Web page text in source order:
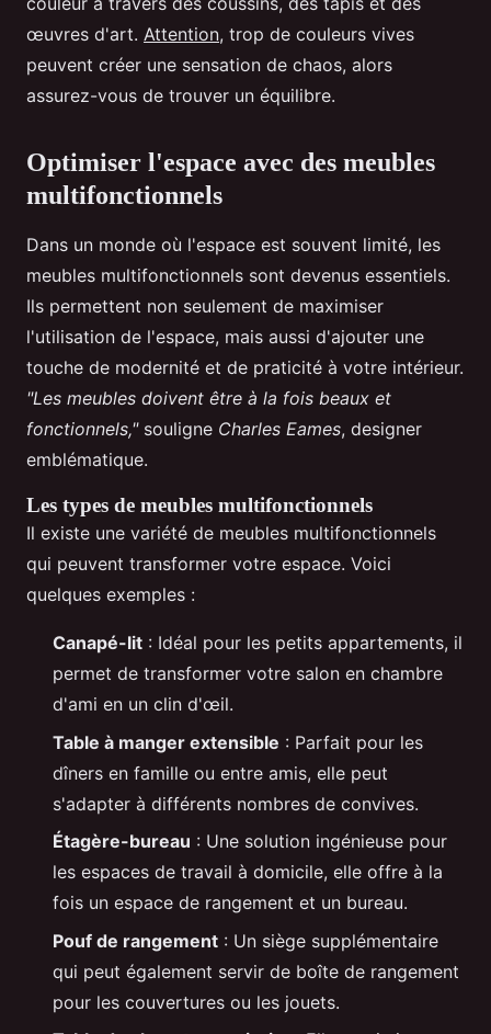
œuvres d'art. Attention, trop de couleurs vives
peuvent créer une sensation de chaos, alors
assurez-vous de trouver un équilibre.
Optimiser l'espace avec des meubles
multifonctionnels
Dans un monde où l'espace est souvent limité, les
meubles multifonctionnels sont devenus essentiels.
Ils permettent non seulement de maximiser
l'utilisation de l'espace, mais aussi d'ajouter une
touche de modernité et de praticité à votre intérieur.
"Les meubles doivent être à la fois beaux et
fonctionnels,"souligne Charles Eames, designer
emblématique.
Les types de meubles multifonctionnels
Il existe une variété de meubles multifonctionnels
qui peuvent transformer votre espace. Voici
quelques exemples :
Canapé-lit : Idéal pour les petits appartements, il
permet de transformer votre salon en chambre
d'ami en un clin d'œil.
Table à manger extensible : Parfait pour les
dîners en famille ou entre amis, elle peut
s'adapter à différents nombres de convives.
Étagère-bureau : Une solution ingénieuse pour
les espaces de travail à domicile, elle offre à la
fois un espace de rangement et un bureau.
Pouf de rangement : Un siège supplémentaire
qui peut également servir de boîte de rangement
pour les couvertures ou les jouets.